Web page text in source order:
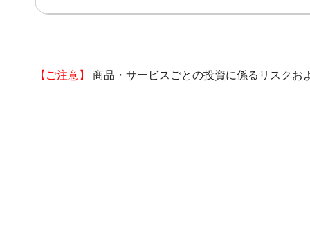
【ご注意】 商品・サービスごとの投資に係るリスクお